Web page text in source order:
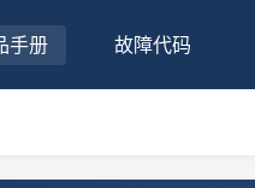
手册 故障代码